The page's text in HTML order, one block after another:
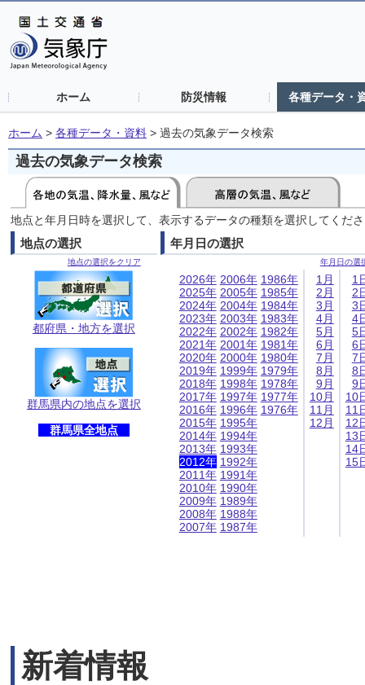
ホーム 防災情報 各種データ・
ホーム > 各種データ・資料 > 過去の気象データ検索
過去の気象データ検索
地点と年月日時を選択して、表示するデータの種類を選択してくだ
地点の選択
地点の選択をクリア
都府県・地方を選択
群馬県内の地点を選択
群馬県全地点
年月日の選択
年月日の選
2026年
2025年
2024年
2023年
2022年
2021年
2020年
2019年
2018年
2017年
2016年
2015年
2014年
2013年
2012年
2011年
2010年
2009年
2008年
2007年
2006年
2005年
2004年
2003年
2002年
2001年
2000年
1999年
1998年
1997年
1996年
1995年
1994年
1993年
1992年
1991年
1990年
1989年
1988年
1987年
1986年
1985年
1984年
1983年
1982年
1981年
1980年
1979年
1978年
1977年
1976年
1月
2月
3月
4月
5月
6月
7月
8月
9月
10月
11月
12月
1
2
3
4
5
6
7
8
9
10
11
12
13
14
15
新着情報